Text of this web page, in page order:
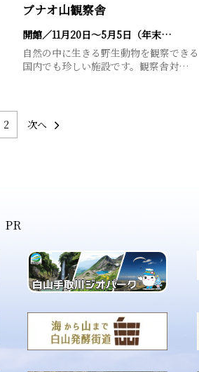
ブナオ山観察舎
開館／11月20日～5月5日（年末…
自然の中に生きる野生動物を観察できる
国内でも珍しい施設です。観察舎対…
2 次へ